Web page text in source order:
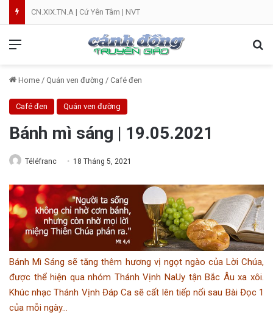
CN.XIX.TN.A | Cứ Yên Tâm | NVT
Home / Quán ven đường / Café đen
Café đen Quán ven đường
Bánh mì sáng | 19.05.2021
Téléfranc 18 Tháng 5, 2021
Bánh Mì Sáng sẽ tăng thêm hương vị ngọt ngào của Lời Chúa,
được thể hiện qua nhóm Thánh Vịnh NaUy tận Bắc Âu xa xôi.
Khúc nhạc Thánh Vịnh Đáp Ca sẽ cất lên tiếp nối sau Bài Đọc 1
của mỗi ngày…